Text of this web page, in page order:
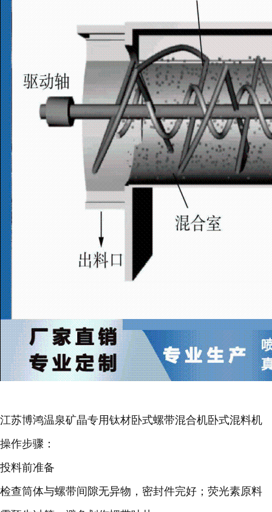
江苏博鸿温泉矿晶专用钛材卧式螺带混合机卧式混料机
操作步骤：
投料前准备
检查筒体与螺带间隙无异物，密封件完好；荧光素原料